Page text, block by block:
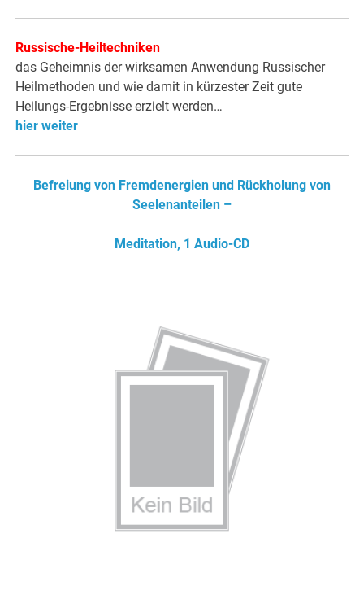
Russische-Heiltechniken
das Geheimnis der wirksamen Anwendung Russischer
Heilmethoden und wie damit in kürzester Zeit gute
Heilungs-Ergebnisse erzielt werden…
hier weiter
Befreiung von Fremdenergien und Rückholung von
Seelenanteilen –
Meditation, 1 Audio-CD